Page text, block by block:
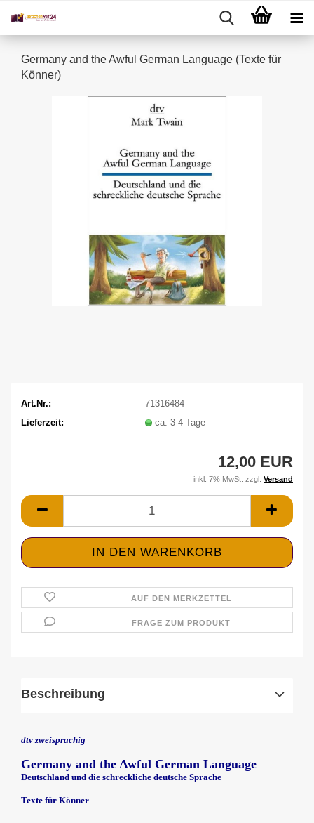
Germany and the Awful German Language (Texte für
Könner)
Art.Nr.:
71316484
Lieferzeit:
ca. 3-4 Tage
12,00 EUR
inkl. 7% MwSt. zzgl. Versand
AUF DEN MERKZETTEL
FRAGE ZUM PRODUKT
Beschreibung
dtv zweisprachig
Germany and the Awful German Language
Deutschland und die schreckliche deutsche Sprache
Texte für Könner